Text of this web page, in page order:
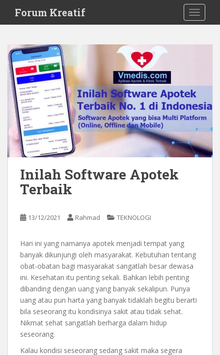
i
Forum Kreatif
Inilah Software Apotek
Terbaik
13/12/2021 Rahmad TEKNOLOGI
Hari ini yang namanya apotek menjadi tempat yang
banyak dikunjungi oleh masyarakat. Kebutuhan tentang
obat-obatan bagi masyarakat sangatlah besar dewasa
ini. Kesehatan itu penting sekali. Bahkan lebih penting
dibanding dengan uang yang banyak sekalipun. Punya
uang atau pun harta yang banyak tidaklah begitu berarti
bila seseorang itu kondisinya sakit atau tidak sehat.
Nikmat sehat sangatlah berharga dalam hidup
seseorang.
Kalau kondisi seseorang sedang sakit maka segera